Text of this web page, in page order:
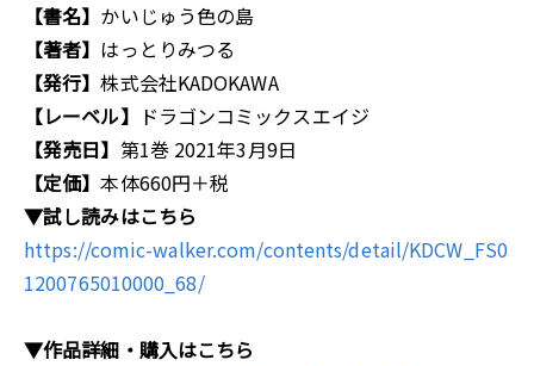
【書名】 かいじゅう色の島
【著者】 はっとりみつる
【発行】株式会社KADOKAWA
【レーベル】 ドラゴンコミックスエイジ
【発売日】 第1巻 2021年3月9日
【定価】本体660円＋税
▼試し読みはこちら
https://comic-walker.com/contents/detail/KDCW_FS0
1200765010000_68/
▼作品詳細・購入はこちら